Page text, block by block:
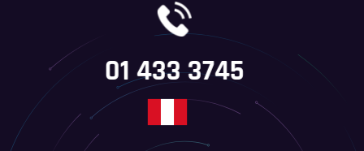
01 433 3745